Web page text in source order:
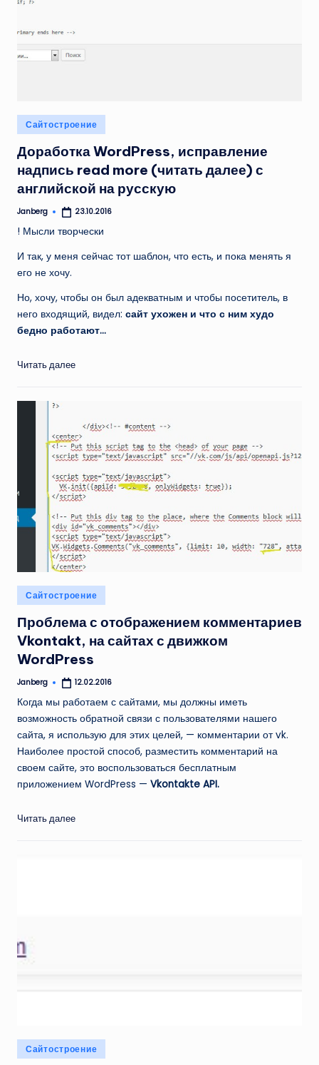
Опубликовано
в
Сайтостроение
Доработка WordPress, исправление
надпись read more (читать далее) с
английской на русскую
Запись
Janberg 23.10.2016
! Мысли творчески
И так, у меня сейчас тот шаблон, что есть, и пока менять я
его не хочу.
Но, хочу, чтобы он был адекватным и чтобы посетитель, в
него входящий, видел: сайт ухожен и что с ним худо
бедно работают…
Читать далее
Опубликовано
в
Сайтостроение
Проблема с отображением комментариев
Vkontakt, на сайтах с движком
WordPress
Запись
Janberg 12.02.2016
Когда мы работаем с сайтами, мы должны иметь
возможность обратной связи с пользователями нашего
сайта, я использую для этих целей, — комментарии от vk.
Наиболее простой способ, разместить комментарий на
своем сайте, это воспользоваться бесплатным
приложением WordPress — Vkontakte API.
Читать далее
Опубликовано
в
Сайтостроение